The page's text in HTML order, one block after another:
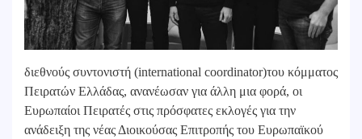
διεθνούς συντονιστή (international coordinator)του κόμματος
Πειρατών Ελλάδας, ανανέωσαν για άλλη μια φορά, οι
Ευρωπαίοι Πειρατές στις πρόσφατες εκλογές για την
ανάδειξη της νέας Διοικούσας Επιτροπής του Ευρωπαϊκού